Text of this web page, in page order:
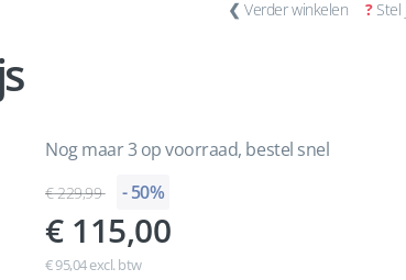
❮ Verder winkelen ? Stel
Nog maar 3 op voorraad, bestel snel
229,99 - 50%
115,00
€ 95,04 excl. btw